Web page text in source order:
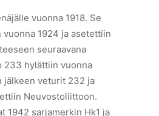
vuonna 1918. Se
1924 ja asetettiin
seuraavana
233 hylättiin vuonna
jälkeen veturit 232 ja
Neuvostoliittoon.
1942 sarjamerkin Hk1 ja